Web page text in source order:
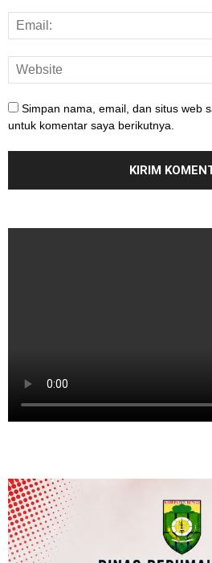
Simpan nama, email, dan situs web
untuk komentar saya berikutnya.